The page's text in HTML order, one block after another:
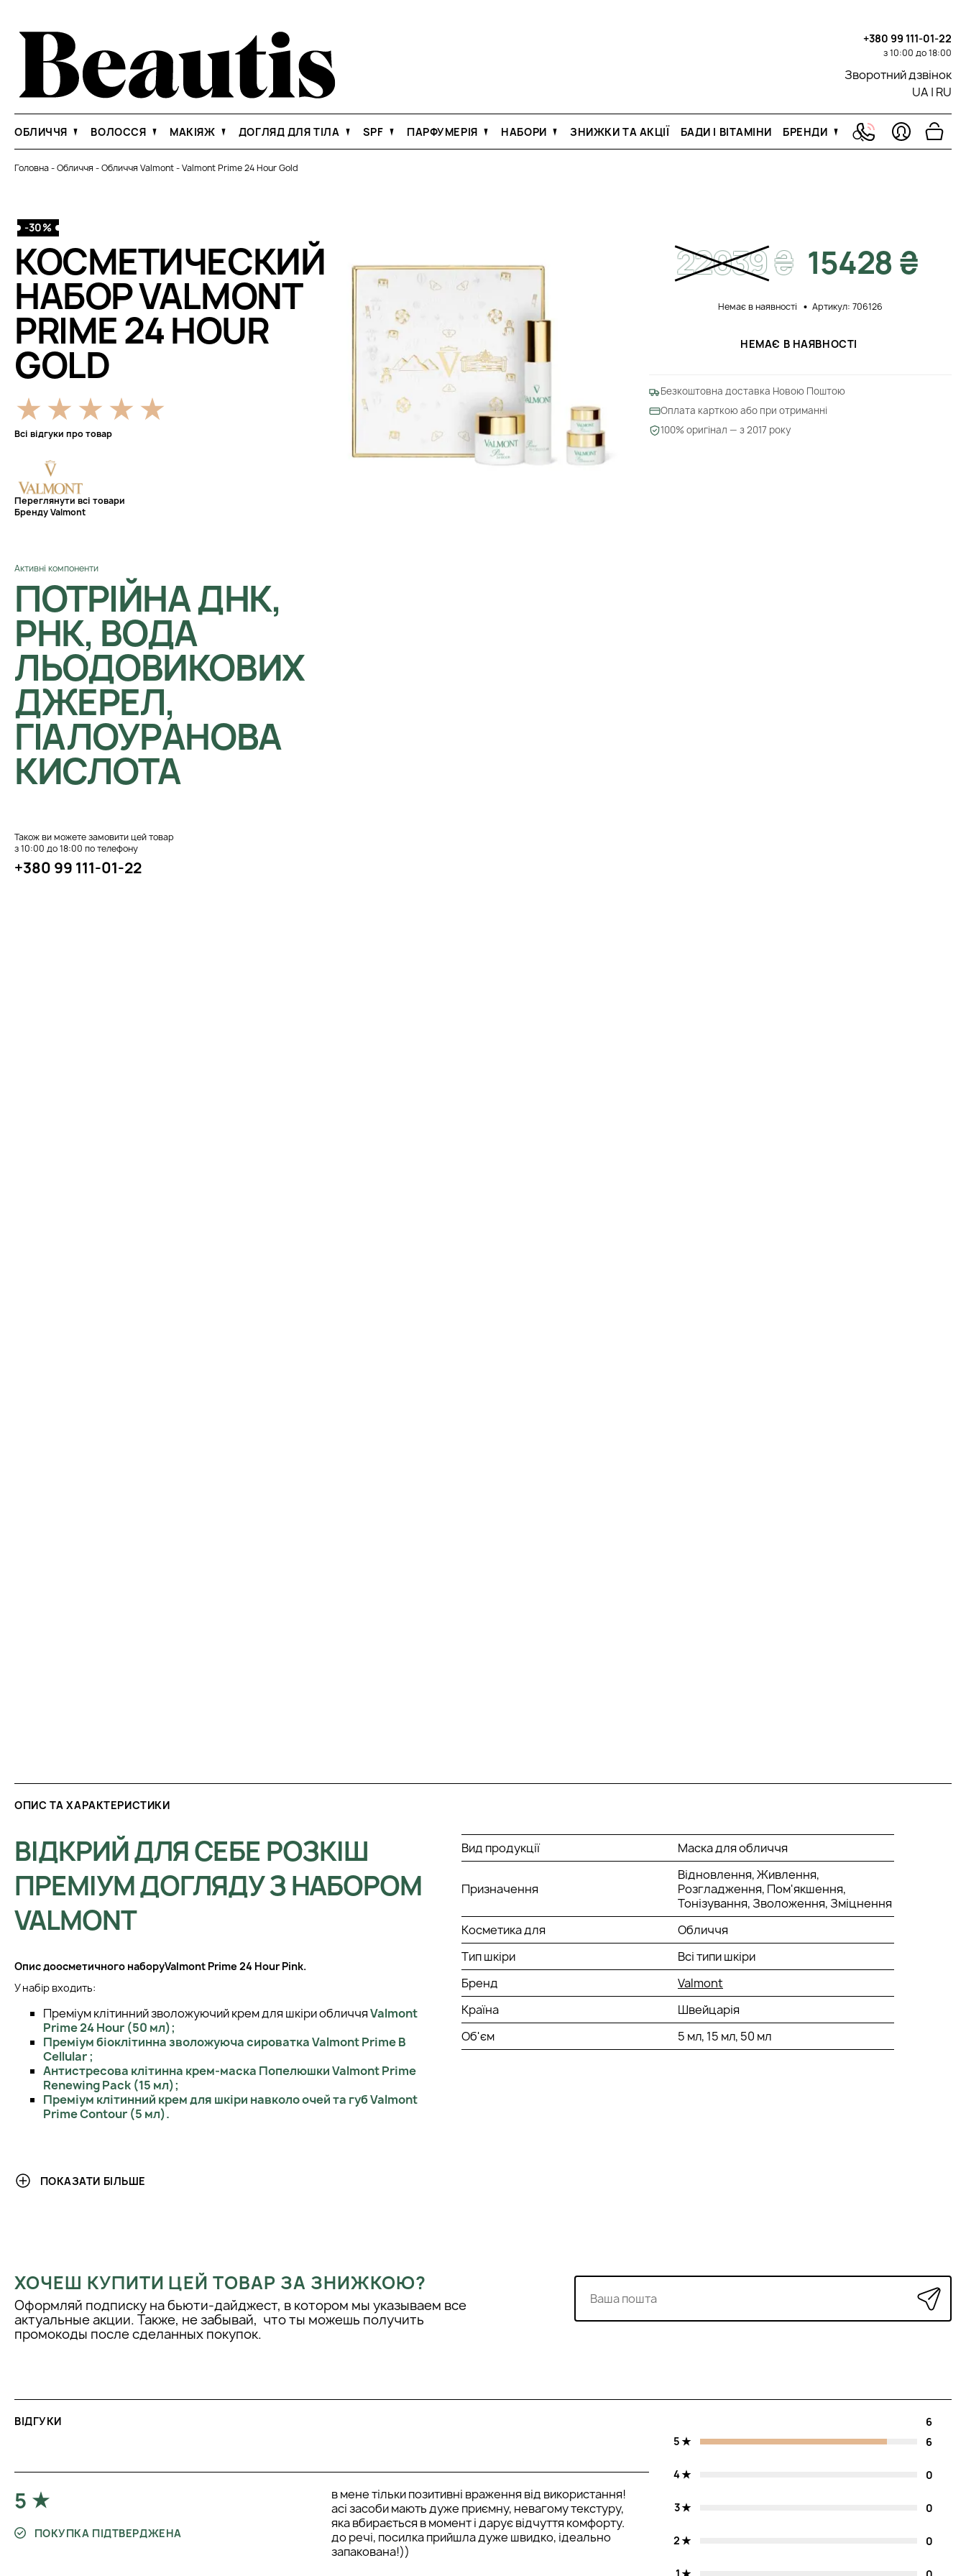
+380 99 111-01-22
з 10:00 до 18:00
Зворотний дзвінок
UA | RU
ОБЛИЧЧЯ ВОЛОССЯ МАКІЯЖ ДОГЛЯД ДЛЯ ТІЛА SPF ПАРФУМЕРІЯ НАБОРИ ЗНИЖКИ ТА АКЦІЇ БАДИ І ВІТАМІНИ БРЕНДИ
Головна-Обличчя -Обличчя Valmont-Valmont Prime 24 Hour Gold
-30%
КОСМЕТИЧЕСКИЙ
НАБОР VALMONT
PRIME 24 HOUR
GOLD
Всі відгуки про товар
Переглянути всі товари
Бренду Valmont
Активні компоненти
ПОТРІЙНА ДНК,
РНК, ВОДА
ЛЬОДОВИКОВИХ
ДЖЕРЕЛ,
ГІАЛОУРАНОВА
КИСЛОТА
Також ви можете замовити цей товар
з 10:00 до 18:00 по телефону
+380 99 111-01-22
22039₴ 15428 ₴
Немає в наявності Артикул: 706126
НЕМАЄ В НАЯВНОСТІ
Безкоштовна доставка Новою Поштою
Оплата карткою або при отриманні
100% оригінал — з 2017 року
ОПИС ТА ХАРАКТЕРИСТИКИ
ВІДКРИЙ ДЛЯ СЕБЕ РОЗКІШ
ПРЕМІУМ ДОГЛЯДУ З НАБОРОМ
VALMONT
Опис доосметичного наборуValmont Prime 24 Hour Pink.
У набір входить:
Преміум клітинний зволожуючий крем для шкіри обличчяValmont
Prime 24 Hour (50 мл);
Преміум біоклітинна зволожуюча сироваткаValmont Prime B
Cellular ;
Антистресова клітинна крем-маска ПопелюшкиValmont Prime
Renewing Pack (15 мл);
Преміум клітинний крем для шкіри навколо очей та губValmont
Prime Contour (5 мл).
ПОКАЗАТИ БІЛЬШЕ
Вид продукції Маска для обличчя
Призначення
Відновлення, Живлення,
Розгладження, Пом'якшення,
Тонізування, Зволоження, Зміцнення
Косметика для
Обличчя
Тип шкіри
Всі типи шкіри
Бренд
Valmont
Країна
Швейцарія
Об'єм
5 мл, 15 мл, 50 мл
ХОЧЕШ КУПИТИ ЦЕЙ ТОВАР ЗА ЗНИЖКОЮ?
Оформляй подписку на бьюти-дайджест, в котором мы указываем все
актуальные акции. Также, не забывай, что ты можешь получить
промокоды после сделанных покупок.
ВІДГУКИ
5
ПОКУПКА ПІДТВЕРДЖЕНА
в мене тільки позитивні враження від використання!
асі засоби мають дуже приємну, невагому текстуру,
яка вбирається в момент і дарує відчуття комфорту.
до речі, посилка прийшла дуже швидко, ідеально
запакована!))
6
5
6
4 0
3 0
2 0